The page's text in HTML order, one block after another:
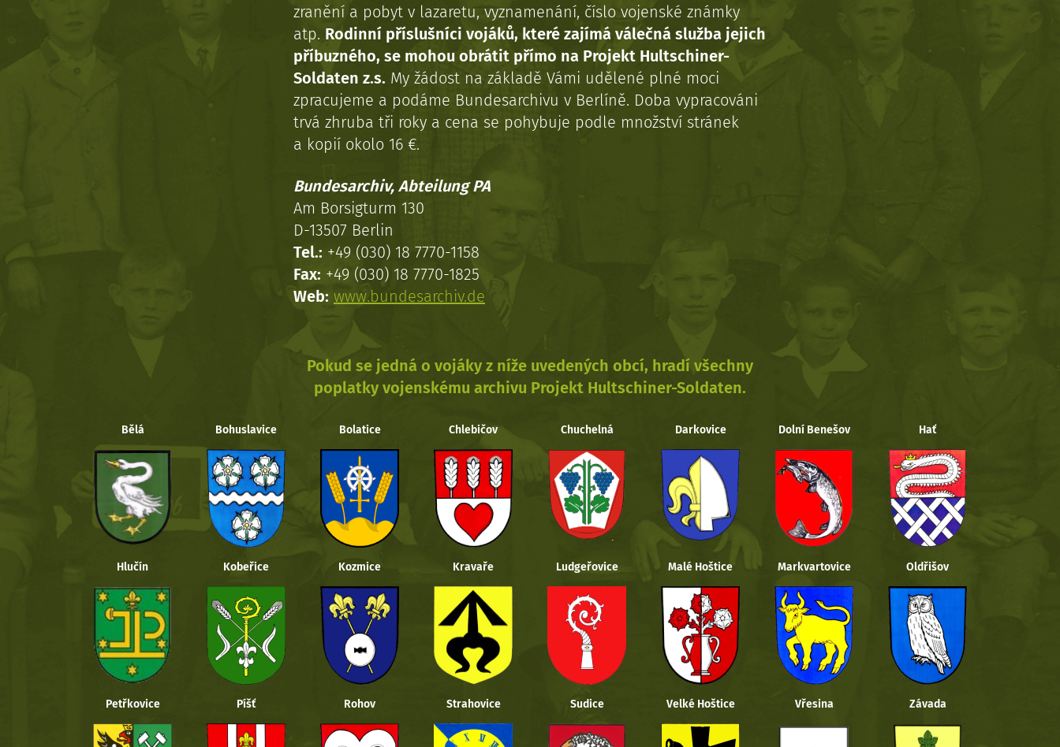
zranění a pobyt v lazaretu, vyznamenání, číslo vojenské známky
atp. Rodinní příslušníci vojáků, které zajímá válečná služba jejich
příbuzného, se mohou obrátit přímo na Projekt Hultschiner-
Soldaten z.s. My žádost na základě Vámi udělené plné moci
zpracujeme a podáme Bundesarchivu v Berlíně. Doba vypracováni
trvá zhruba tři roky a cena se pohybuje podle množství stránek
a kopií okolo 16 €.
Bundesarchiv, Abteilung PA
Am Borsigturm 130
D-13507 Berlin
Tel.: +49 (030) 18 7770-1158
Fax: +49 (030) 18 7770-1825
Web: www.bundesarchiv.de
Pokud se jedná o vojáky z níže uvedených obcí, hradí všechny
poplatky vojenskému archivu Projekt Hultschiner-Soldaten.
Bělá Bohuslavice Bolatice Chlebičov Chuchelná Darkovice Dolní Benešov Hať
Hlučín Kobeřice Kozmice Kravaře Ludgeřovice Malé Hoštice Markvartovice Oldřišov
Petřkovice Píšť Rohov Strahovice Sudice Velké Hoštice Vřesina Závada